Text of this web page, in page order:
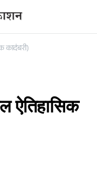
कादंबरी)
ऐतिहासिक